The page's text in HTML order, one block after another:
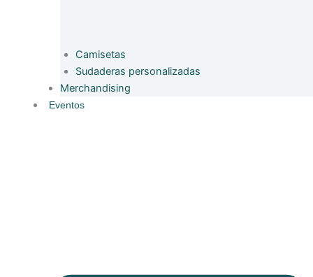
Camisetas
Sudaderas personalizadas
Merchandising
Eventos